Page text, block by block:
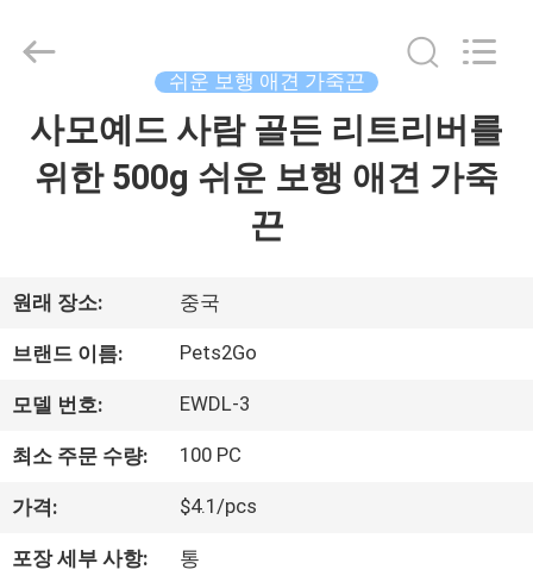
집
우
리
에
2020
Pets2Go
Trading
Co.Ltd.
Rights
Reserved.
쉬운 보행 애견 가죽끈
사모예드 사람 골든 리트리버를
위한 500g 쉬운 보행 애견 가죽
끈
원래 장소: 중국
브랜드 이름: Pets2Go
모델 번호: EWDL-3
최소 주문 수량: 100 PC
가격: $4.1/pcs
포장 세부 사항: 통